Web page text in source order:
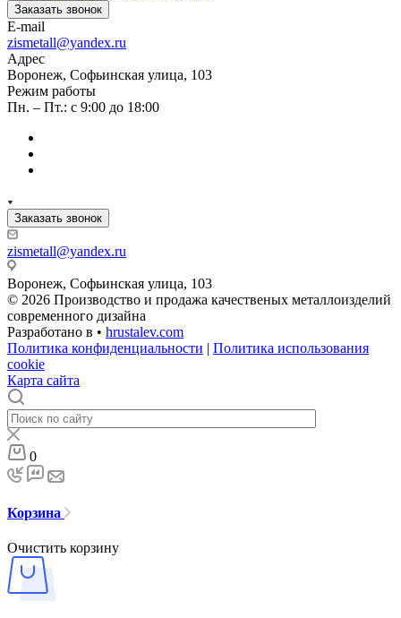
Заказать звонок
E-mail
zismetall@yandex.ru
Адрес
Воронеж, Софьинская улица, 103
Режим работы
Пн. – Пт.: с 9:00 до 18:00
Заказать звонок
zismetall@yandex.ru
Воронеж, Софьинская улица, 103
© 2026 Производство и продажа качественых металлоизделий
современного дизайна
Разработано в • hrustalev.com
Политика конфиденциальности | Политика использования
cookie
Карта сайта
0
Корзина
Очистить корзину